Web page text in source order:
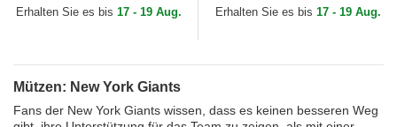
NFL von New Era
Erhalten Sie es bis 17 - 19 Aug.
Giants NFL von New Era
Erhalten Sie es bis 17 - 19 Aug.
Mützen: New York Giants
Fans der New York Giants wissen, dass es keinen besseren Weg